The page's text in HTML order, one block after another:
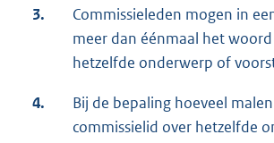
3.
Commissieleden mogen in
meer dan éénmaal het
hetzelfde onderwerp of
4.
Bij de bepaling hoeveel
commissielid over hetzelfde